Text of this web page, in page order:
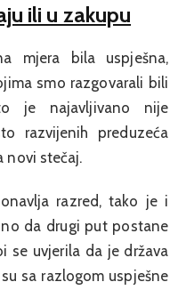
ili u zakupu
mjera bila uspješna,
smo razgovarali bili
je najavljivano nije
razvijenih preduzeća
novi stečaj.
razred, tako je i
da drugi put postane
se uvjerila da je država
sa razlogom uspješne